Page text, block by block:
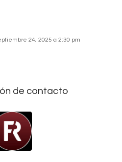
24, 2025 a 2:30 pm
de contacto